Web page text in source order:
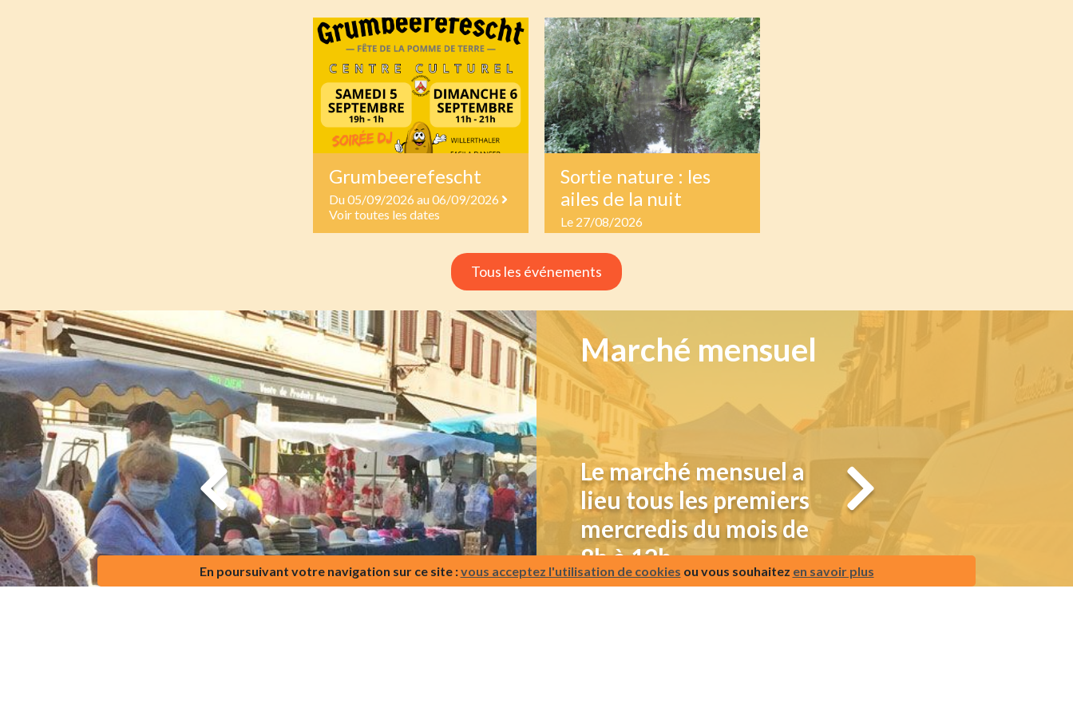
Grumbeerefescht
Du 05/09/2026 au 06/09/2026
Voir toutes les dates
Sortie nature : les
ailes de la nuit
Le 27/08/2026
Tous les événements
Marché mensuel
Le marché mensuel a
lieu tous les premiers
mercredis du mois de
8h à 12h
En poursuivant votre navigation sur ce site :vous acceptez l'utilisation de cookies ou vous souhaitez en savoir plus